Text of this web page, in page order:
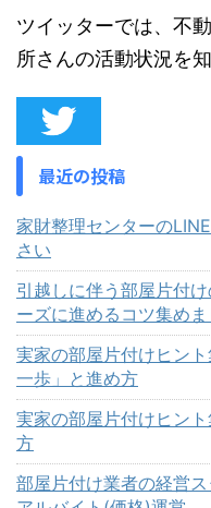
ツイッターでは、不
所さんの活動状況を
最近の投稿
家財整理センターの
さい
引越しに伴う部屋片付
ーズに進めるコツ集めま
実家の部屋片付けヒン
一歩」と進め方
実家の部屋片付けヒン
方
部屋片付け業者の経営